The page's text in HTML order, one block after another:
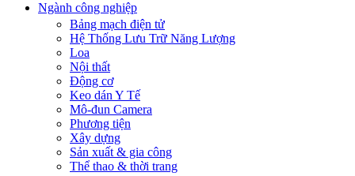
Ngành công nghiệp
Bảng mạch điện tử
Hệ Thống Lưu Trữ Năng Lượng
Loa
Nội thất
Động cơ
Keo dán Y Tế
Mô-đun Camera
Phương tiện
Xây dựng
Sản xuất & gia công
Thể thao & thời trang